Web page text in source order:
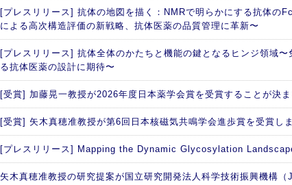
[プレスリリース] 抗体の地図を描く：NMRで明らかにする抗体の
による高次構造評価の新戦略、抗体医薬の品質管理に革新〜
[プレスリリース] 抗体全体のかたちと機能の鍵となるヒンジ領域
る抗体医薬の設計に期待〜
[受賞] 加藤晃一教授が2026年度日本薬学会賞を受賞することが決ま
[受賞] 矢木真穂准教授が第6回日本核磁気共鳴学会進歩賞を受賞しま
[プレスリリース] Mapping the Dynamic Glycosylation
矢木真穂准教授の研究提案が国立研究開発法人科学技術振興機構